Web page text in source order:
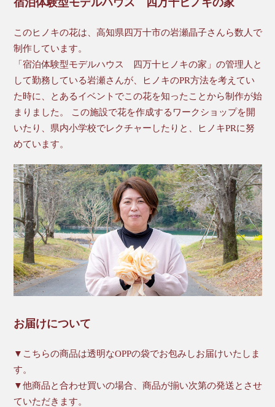
このヒノキの花は、高知県四万十市の岩瀬晶子さんら数人で
制作しています。
「宿泊体験型モデルハウス 四万十ヒノキの家」の管理人と
して勤務している岩瀬さんが、ヒノキのPR方法を考えてい
た時に、とあるイベントでこの花を知ったことから制作が始
まりました。 この施設で花を作成するワークショップを開
いたり、県内小学校でレクチャーしたりと、ヒノキPRに努
めています。
お届けについて
▼こちらの商品は透明なOPPの袋でお包みしお届けいたしま
す。
▼他商品と合わせ買いの場合、商品が揃い次第の発送とさせ
ていただきます。